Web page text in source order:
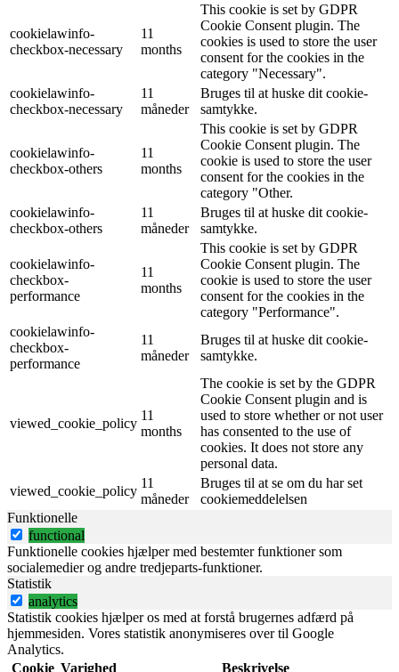
cookielawinfo-
checkbox-necessary
11
months
This cookie is set by GDPR
Cookie Consent plugin. The
cookies is used to store the user
consent for the cookies in the
category "Necessary".
cookielawinfo-
checkbox-necessary
11
måneder
Bruges til at huske dit cookie-
samtykke.
cookielawinfo-
checkbox-others
11
months
This cookie is set by GDPR
Cookie Consent plugin. The
cookie is used to store the user
consent for the cookies in the
category "Other.
cookielawinfo-
checkbox-others
11
måneder
Bruges til at huske dit cookie-
samtykke.
cookielawinfo-
checkbox-
performance
11
months
This cookie is set by GDPR
Cookie Consent plugin. The
cookie is used to store the user
consent for the cookies in the
category "Performance".
cookielawinfo-
checkbox-
performance
11
måneder
Bruges til at huske dit cookie-
samtykke.
viewed_cookie_policy
11
months
The cookie is set by the GDPR
Cookie Consent plugin and is
used to store whether or not user
has consented to the use of
cookies. It does not store any
personal data.
viewed_cookie_policy
11
måneder
Bruges til at se om du har set
cookiemeddelelsen
Funktionelle
functional
Funktionelle cookies hjælper med bestemter funktioner som
socialemedier og andre tredjeparts-funktioner.
Statistik
analytics
Statistik cookies hjælper os med at forstå brugernes adfærd på
hjemmesiden. Vores statistik anonymiseres over til Google
Analytics.
Cookie Varighed Beskrivelse